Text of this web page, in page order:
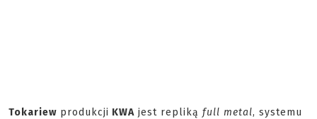
Tokariew produkcji KWA jest repliką full metal, systemu